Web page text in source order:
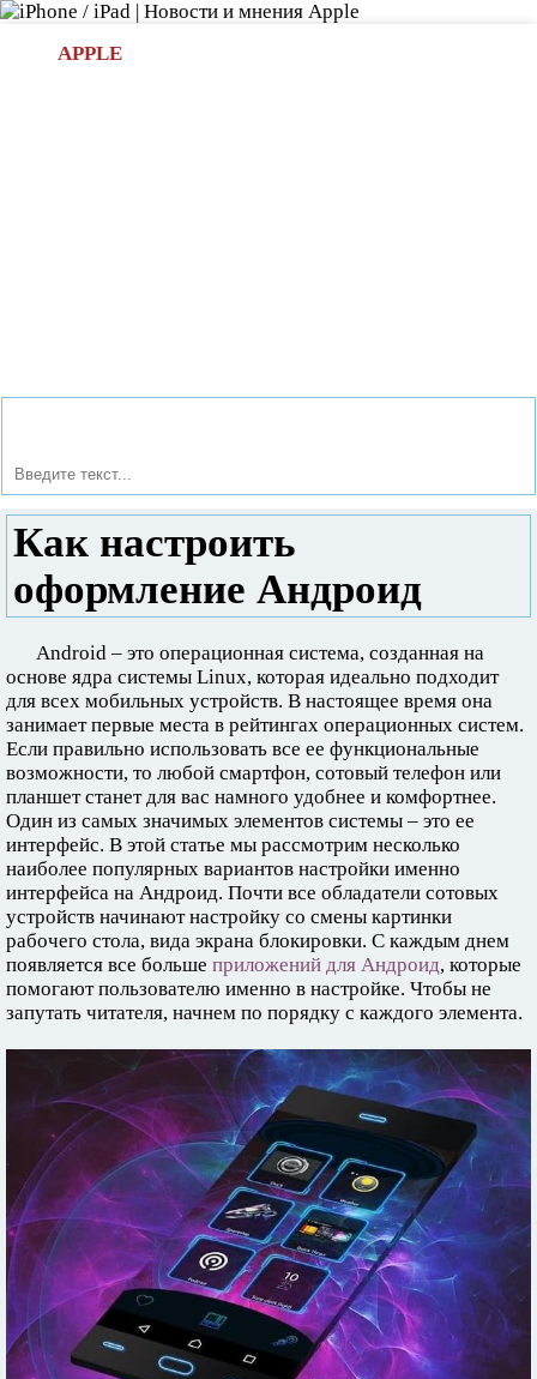
APPLE
Как настроить
оформление Андроид
Android – это операционная система, созданная на
основе ядра системы Linux, которая идеально подходит
для всех мобильных устройств. В настоящее время она
занимает первые места в рейтингах операционных систем.
Если правильно использовать все ее функциональные
возможности, то любой смартфон, сотовый телефон или
планшет станет для вас намного удобнее и комфортнее.
Один из самых значимых элементов системы – это ее
интерфейс. В этой статье мы рассмотрим несколько
наиболее популярных вариантов настройки именно
интерфейса на Андроид. Почти все обладатели сотовых
устройств начинают настройку со смены картинки
рабочего стола, вида экрана блокировки. С каждым днем
появляется все больше приложений для Андроид, которые
помогают пользователю именно в настройке. Чтобы не
запутать читателя, начнем по порядку с каждого элемента.